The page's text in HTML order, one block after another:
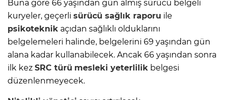
Buna göre 66 yaşından gün almış sürücü belgeli
kuryeler, geçerli sürücü sağlık raporu ile
psikoteknik açıdan sağlıklı olduklarını
belgelemeleri halinde, belgelerini 69 yaşından gün
alana kadar kullanabilecek. Ancak 66 yaşından sonra
ilk kez SRC türü mesleki yeterlilik belgesi
düzenlenmeyecek.